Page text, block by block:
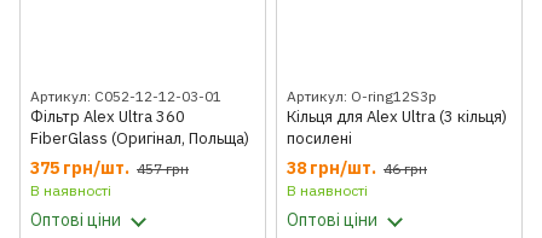
Артикул: C052-12-12-03-01
Фільтр Alex Ultra 360
FiberGlass (Оригінал, Польща)
375 грн/шт. 457 грн
В наявності
Оптові ціни
Артикул: O-ring12S3p
Кільця для Alex Ultra (3 кільця)
посилені
38 грн/шт. 46 грн
В наявності
Оптові ціни